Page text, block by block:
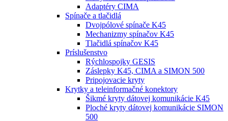
Adaptéry CIMA
Spínače a tlačidlá
Dvojpólové spínače K45
Mechanizmy spínačov K45
Tlačidlá spínačov K45
Príslušenstvo
Rýchlospojky GESIS
Záslepky K45, CIMA a SIMON 500
Pripojovacie kryty
Krytky a teleinformačné konektory
Šikmé kryty dátovej komunikácie K45
Ploché kryty dátovej komunikácie SIMON
500